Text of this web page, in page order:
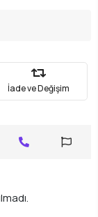
İade ve Değişim